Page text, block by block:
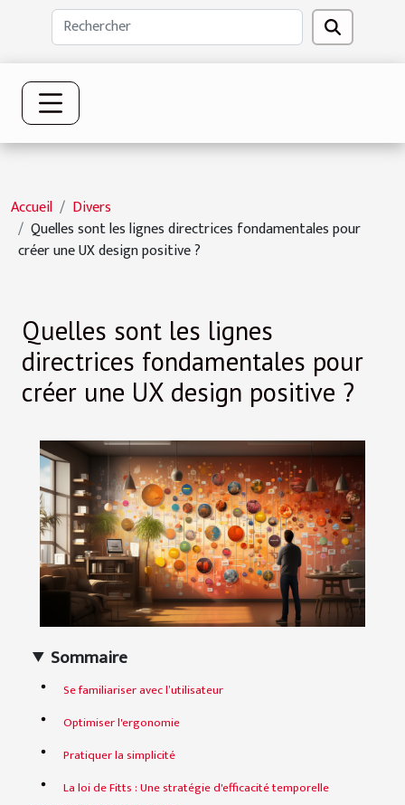
Accueil
Divers
Quelles sont les lignes directrices fondamentales pour
créer une UX design positive ?
Quelles sont les lignes
directrices fondamentales pour
créer une UX design positive ?
Sommaire
Se familiariser avec l’utilisateur
Optimiser l'ergonomie
Pratiquer la simplicité
La loi de Fitts : Une stratégie d'efficacité temporelle